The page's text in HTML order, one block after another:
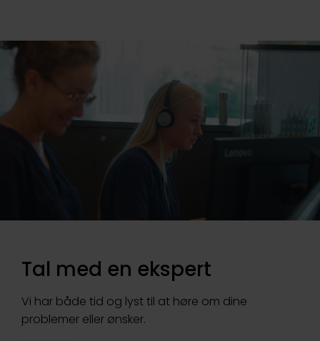
Tal med en ekspert
Vi har både tid og lyst til at høre om dine
problemer eller ønsker.